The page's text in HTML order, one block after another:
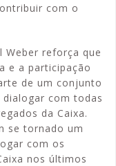
com o
Weber reforça que
e a participação
de um conjunto
com todas
da Caixa.
se tornado um
com os
nos últimos